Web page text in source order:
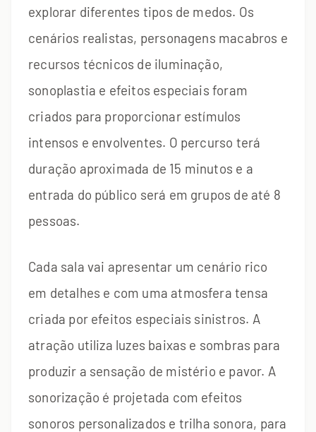
explorar diferentes tipos de medos. Os
cenários realistas, personagens macabros e
recursos técnicos de iluminação,
sonoplastia e efeitos especiais foram
criados para proporcionar estímulos
intensos e envolventes. O percurso terá
duração aproximada de 15 minutos e a
entrada do público será em grupos de até 8
pessoas.
Cada sala vai apresentar um cenário rico
em detalhes e com uma atmosfera tensa
criada por efeitos especiais sinistros. A
atração utiliza luzes baixas e sombras para
produzir a sensação de mistério e pavor. A
sonorização é projetada com efeitos
sonoros personalizados e trilha sonora, para